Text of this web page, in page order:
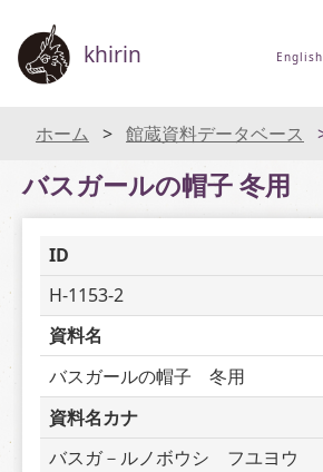
khirin English
ホーム 館蔵資料データベース
バスガールの帽子 冬用
ID
H-1153-2
資料名
バスガールの帽子　冬用
資料名カナ
バスガ－ルノボウシ　フユヨウ